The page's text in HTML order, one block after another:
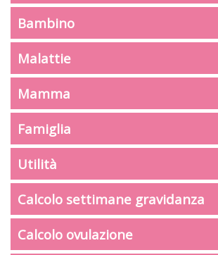
Bambino
Malattie
Mamma
Famiglia
Utilità
Calcolo settimane gravidanza
Calcolo ovulazione